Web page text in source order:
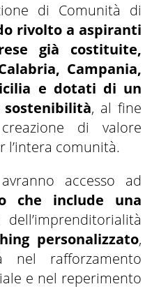
di Comunità di
rivolto a aspiranti
già costituite,
Campania,
e dotati di un
sostenibilità, al fine
di valore
l’intera comunità.
accesso ad
che include una
personalizzato,
nel rafforzamento
e nel reperimento